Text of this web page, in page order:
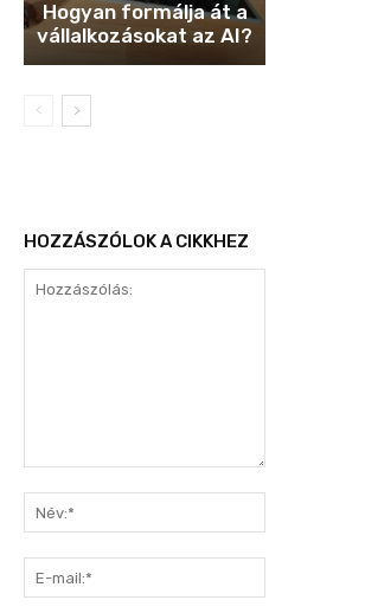
Hogyan formálja át a
vállalkozásokat az AI?
HOZZÁSZÓLOK A CIKKHEZ
mail:*